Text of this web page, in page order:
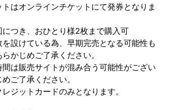
トはオンラインチケットにて発券となりま
につき、おひとり様2枚まで購入可
を設けている為、早期完売となる可能性も
かじめご了承ください。
間は販売サイトが混み合う可能性がござい
ご了承ください。
レジットカードのみとなります。